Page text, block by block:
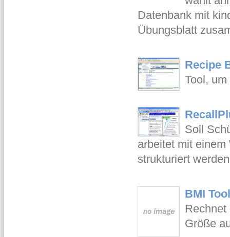
Datenbank mit
Übungsblatt
Recipe
Tool,
Soll
arbeitet mit
strukturiert werden
BMI
Rechnet
Größe